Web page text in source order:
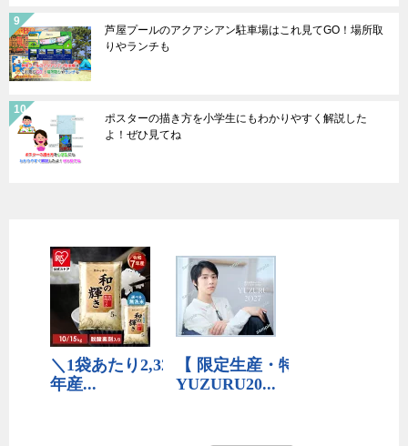
芦屋プールのアクアシアン駐車場はこれ見てGO！場所取
りやランチも
ポスターの描き方を小学生にもわかりやすく解説した
よ！ぜひ見てね